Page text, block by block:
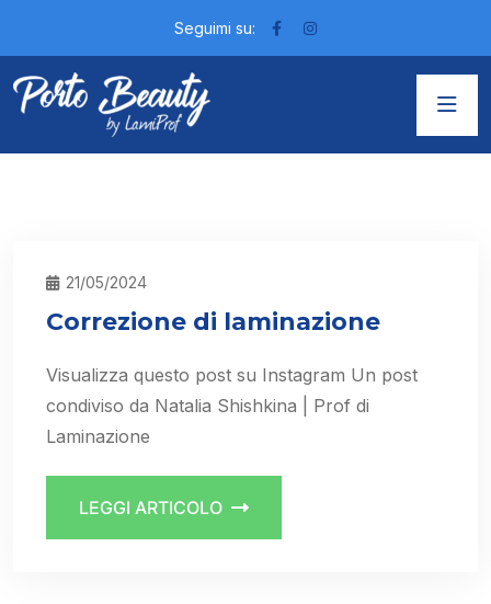
Seguimi su:
21/05/2024
Correzione di laminazione
Visualizza questo post su Instagram Un post
condiviso da Natalia Shishkina | Prof di
Laminazione
LEGGI ARTICOLO